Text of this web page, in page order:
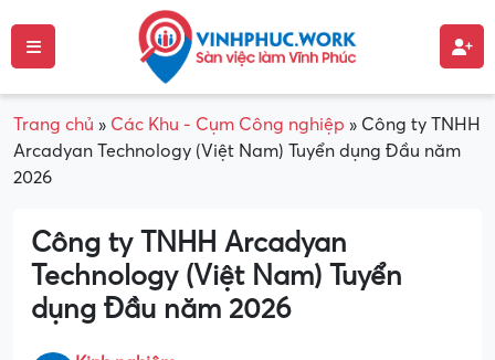
Trang chủ » Các Khu - Cụm Công nghiệp » Công ty TNHH
Arcadyan Technology (Việt Nam) Tuyển dụng Đầu năm
2026
Công ty TNHH Arcadyan
Technology (Việt Nam) Tuyển
dụng Đầu năm 2026